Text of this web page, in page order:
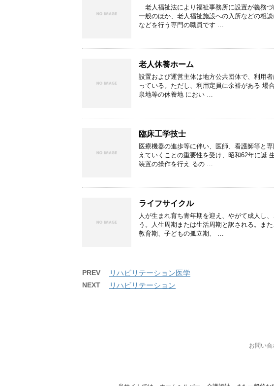
老人福祉法により福祉事務所に設置が義務
一般のほか、老人福祉施設への入所などの相
などを行う専門の職員です …
老人休養ホーム
設置および運営主体は地方公共団体で、利用
っている。ただし、利用定員に余裕がある 場
泉地等の休養地 におい …
臨床工学技士
医療機器の進歩等に伴い、医師、看護師等と
えていくことの重要性を受け、昭和62年に誕
装置の操作を行え るの …
ライフサイクル
人が生まれ育ち青年期を迎え、やがて成人し
う。人生周期または生活周期と訳される。ま
教育期、子どもの孤立期、 …
PREV リハビリテーション医学
NEXT リハビリテーション
お問い合